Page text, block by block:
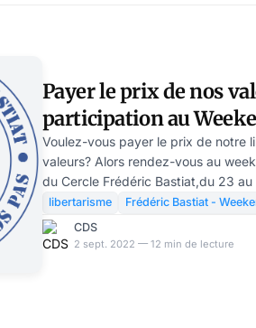
Payer le prix de nos
participation au
Liberté du Cercle
Patrick de Casanove
Voulez-vous payer le prix de notre
valeurs? Alors rendez-vous au
du Cercle Frédéric Bastiat,du 23
2022! La Liberté Être libre c’est être soi. C’est
faire ce que l’on veut avec ce que
ses droits naturels, Liberté,
libertarisme
Frédéric Bastiat -
CDS
2 sept. 2022 — 12 min de lecture